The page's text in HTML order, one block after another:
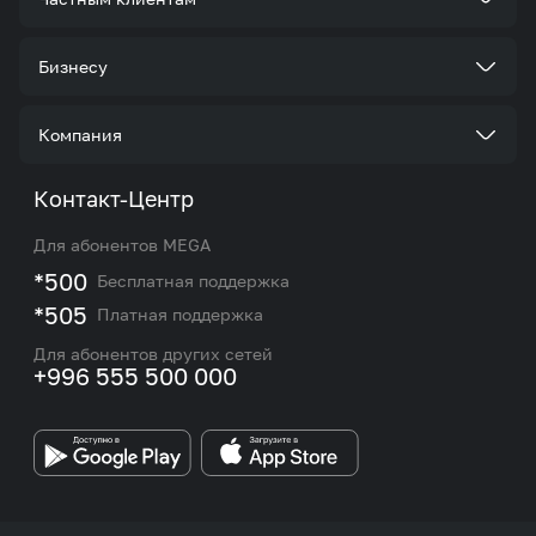
Тарифы
Роуминг и международные звонки
eSIM
Подбор номера
Бизнесу
Стать корпоративным клиентом
M2M
Контакты сотрудников отдела по работе с
корпоративными и VIP клиентами
Компания
О нас
Новости
Карта покрытия сети и центров обслуживания
Работа в MEGA
Бренд MEGA
Контакт-Центр
Для абонентов MEGA
*500 Бесплатная поддержка
*505 Платная поддержка
Для абонентов других сетей
+996 555 500 000